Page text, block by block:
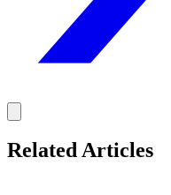
Related Articles